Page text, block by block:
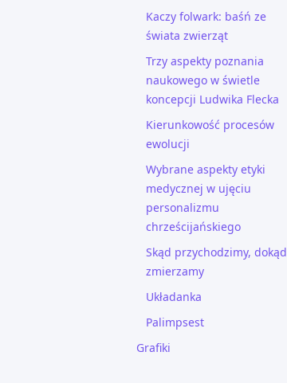
Kaczy folwark: baśń ze
świata zwierząt
Trzy aspekty poznania
naukowego w świetle
koncepcji Ludwika Flecka
Kierunkowość procesów
ewolucji
Wybrane aspekty etyki
medycznej w ujęciu
personalizmu
chrześcijańskiego
Skąd przychodzimy, dokąd
zmierzamy
Układanka
Palimpsest
Grafiki